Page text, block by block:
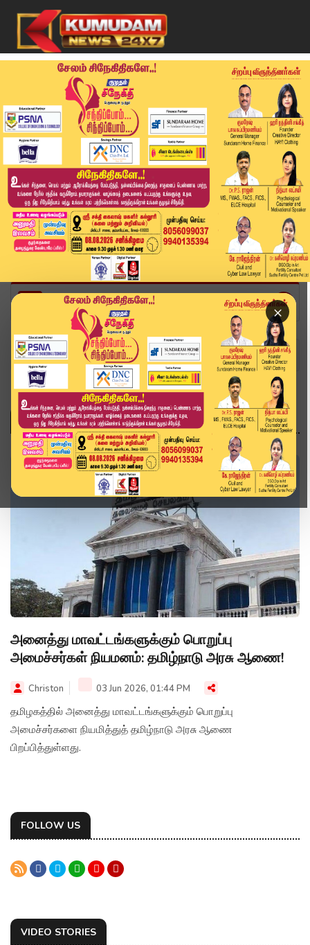
×
Home Topics
தமிழ்நாடு
அனைத்து மாவட்டங்களுக்கும் பொறுப்பு
அமைச்சர்கள் நியமனம்: தமிழ்நாடு அரசு ஆணை!
Christon 03 Jun 2026, 01:44 PM
தமிழகத்தில் அனைத்து மாவட்டங்களுக்கும் பொறுப்பு
அமைச்சர்களை நியமித்துத் தமிழ்நாடு அரசு ஆணை
பிறப்பித்துள்ளது.
FOLLOW US
VIDEO STORIES